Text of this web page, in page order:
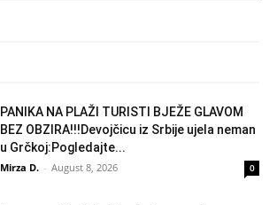
PANIKA NA PLAŽI TURISTI BJEŽE GLAVOM
BEZ OBZIRA!!!Devojčicu iz Srbije ujela neman
u Grčkoj:Pogledajte...
Mirza D. - August 8, 2026 0